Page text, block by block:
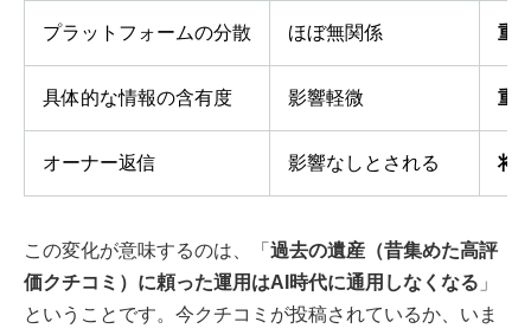
プラットフォームの分散 ほぼ無関係 重
具体的な情報の含有度 影響軽微 重
オーナー返信 影響なしとされる 将
この変化が意味するのは、「 過去の遺産（昔集めた高評
価クチコミ）に頼った運用はAI時代に通用しなくなる 」
ということです。今クチコミが投稿されているか、いま